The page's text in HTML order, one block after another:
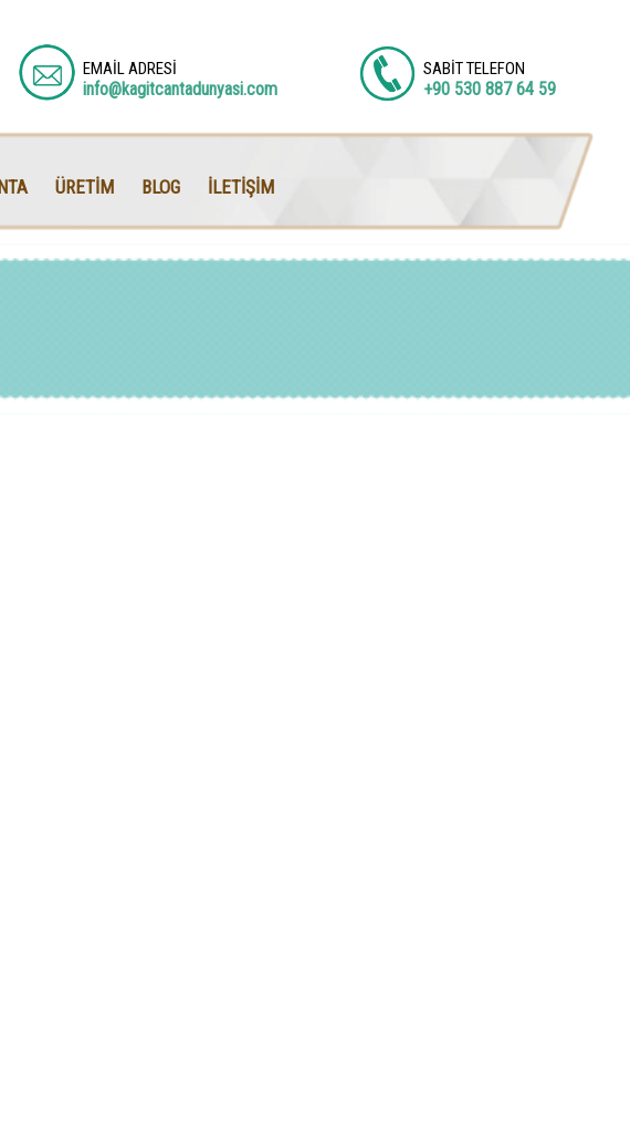
EMAİL ADRESİ
info@kagitcantadunyasi.com
SABİT TELEFON
+90 530 887 64 59
ÜRETİM BLOG İLETİŞİM